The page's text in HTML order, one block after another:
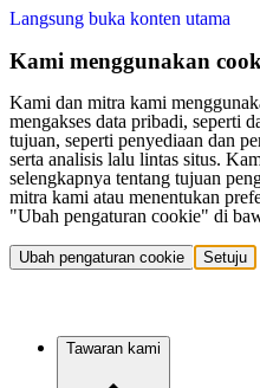
Langsung buka konten utama
Kami menggunakan
Kami dan mitra kami
mengakses data pribadi, seperti
tujuan, seperti penyediaan dan
serta analisis lalu lintas situs.
selengkapnya tentang tujuan
mitra kami atau menentukan
"Ubah pengaturan cookie" di
Ubah pengaturan cookie Setuju
Tawaran kami